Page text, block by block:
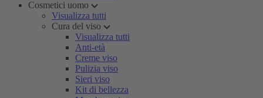
Cosmetici uomo
Visualizza tutti
Cura del viso
Visualizza tutti
Anti-età
Creme viso
Pulizia viso
Sieri viso
Kit di bellezza